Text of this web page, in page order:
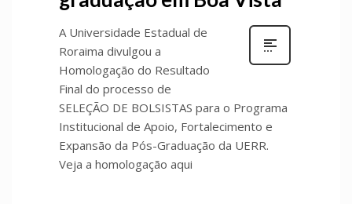
A Universidade Estadual de
Roraima divulgou a
Homologação do Resultado
Final do processo de
SELEÇÃO DE BOLSISTAS para o Programa
Institucional de Apoio, Fortalecimento e
Expansão da Pós-Graduação da UERR.
Veja a homologação aqui